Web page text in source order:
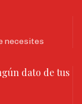
necesites
dato de tus